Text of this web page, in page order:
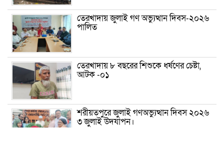
তেরখাদায় জুলাই গণ অভ্যুত্থান দিবস-২০২৬
পালিত
তেরখাদায় ৮ বছরের শিশুকে ধর্ষণের চেষ্টা,
আটক -০১
শরীয়তপুরে জুলাই গণঅভ্যুত্থান দিবস ২০২৬
৩ জুলাই উদযাপন।